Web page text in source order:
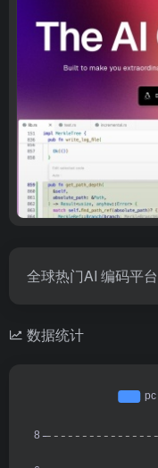
全球热门AI 编码平台
数据统计